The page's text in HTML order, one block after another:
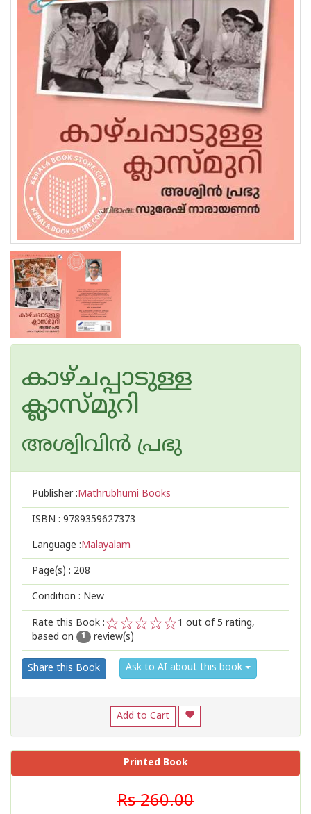
കാഴ്ചപ്പാടുള്ള
ക്ലാസ്‌മുറി
അശ്വിവിന്‍ പ്രഭു
Publisher :Mathrubhumi Books
ISBN : 9789359627373
Language :Malayalam
Page(s) : 208
Condition : New
Rate this Book :
2
1
1 out of 5 rating,
based on
1 review(s)
Share this Book Ask to AI about this book
Add to Cart
Printed Book
Rs 260.00